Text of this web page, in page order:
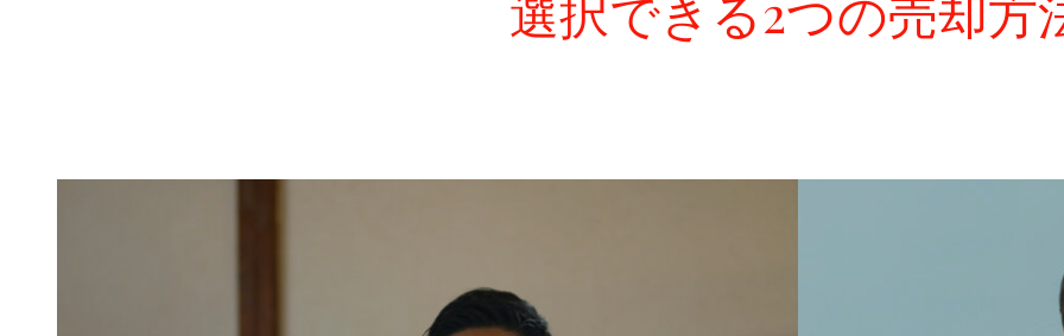
選択できる2つの売却方